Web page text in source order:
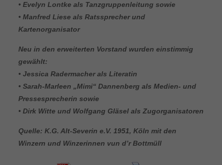
• Evelyn Lontke als Tanzgruppenleitung sowie
• Manfred Liese als Ratssprecher und
Kartenorganisator
Neu in den erweiterten Vorstand wurden einstimmig
gewählt:
• Jessica Radermacher als Literatin
• Sarah-Marleen „Mimi“ Dannenberg als Medien- und
Pressesprecherin sowie
• Dirk Witte und Wolfgang Gläsel als Zugorganisatoren
Quelle: K.G. Alt-Severin e.V. 1951, Köln mit den
Winzern und Winzerinnen vun d’r Bottmüll